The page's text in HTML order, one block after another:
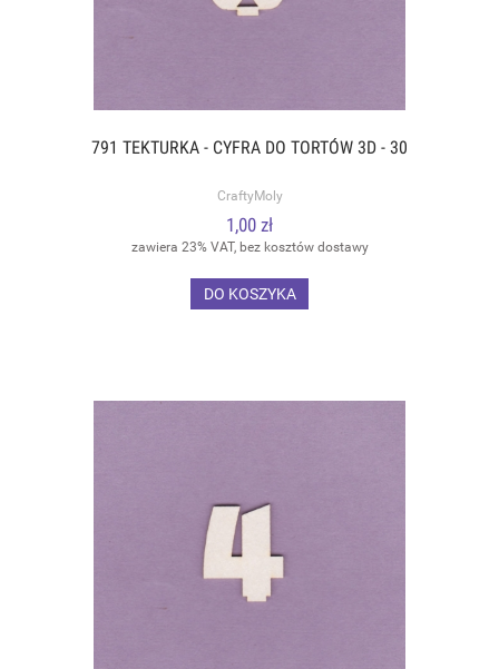
791 TEKTURKA - CYFRA DO TORTÓW 3D - 30
CraftyMoly
1,00 zł
zawiera 23% VAT, bez kosztów dostawy
DO KOSZYKA